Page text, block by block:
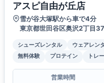
アスピ自由が丘店
雪が谷大塚駅から車で4分
東京都世田谷区奥沢2丁目
シューズレンタル ウェアレン
無料体験
プロテイン トレ
営業時間